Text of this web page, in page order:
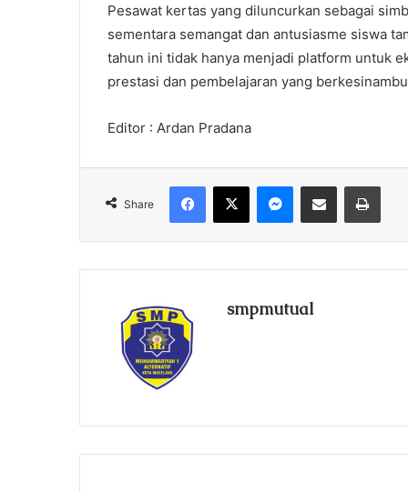
Pesawat kertas yang diluncurkan sebagai
sementara semangat dan antusiasme siswa
tahun ini tidak hanya menjadi platform untuk
prestasi dan pembelajaran yang
Editor : Ardan Pradana
Share
smpmutual